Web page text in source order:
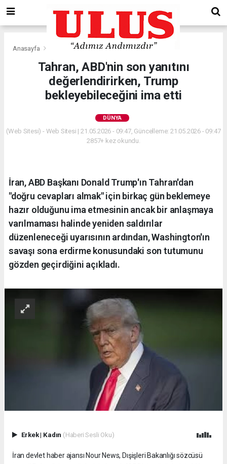
Anasayfa
Tahran, ABD'nin son yanıtını
değerlendirirken, Trump
bekleyebileceğini ima etti
DÜNYA
(Web Sitesi) - Web Sitesi | 21.05.2026 - 09:47, Güncelleme: 21.05.2026 - 09:47
2857+ kez okundu.
İran, ABD Başkanı Donald Trump'ın Tahran'dan
"doğru cevapları almak" için birkaç gün beklemeye
hazır olduğunu ima etmesinin ancak bir anlaşmaya
varılmaması halinde yeniden saldırılar
düzenleneceği uyarısının ardından, Washington'ın
savaşı sona erdirme konusundaki son tutumunu
gözden geçirdiğini açıkladı.
Erkek| Kadın (Haberi Sesli Oku)
İran devlet haber ajansı Nour News, Dışişleri Bakanlığı sözcüsü